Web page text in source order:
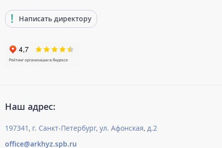
Написать директору
Наш адрес:
197341, г. Санкт-Петербург, ул. Афонская, д.2
office@arkhyz.spb.ru